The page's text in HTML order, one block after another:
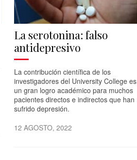
La serotonina: falso
antidepresivo
La contribución científica de los
investigadores del University College es
un gran logro académico para muchos
pacientes directos e indirectos que han
sufrido depresión.
12 AGOSTO, 2022